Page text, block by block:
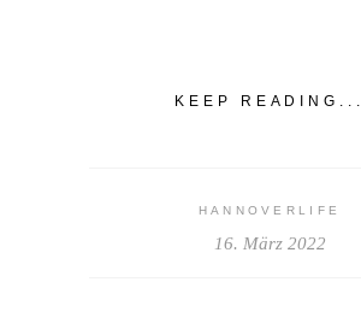
KEEP READING...
HANNOVERLIFE
16. März 2022